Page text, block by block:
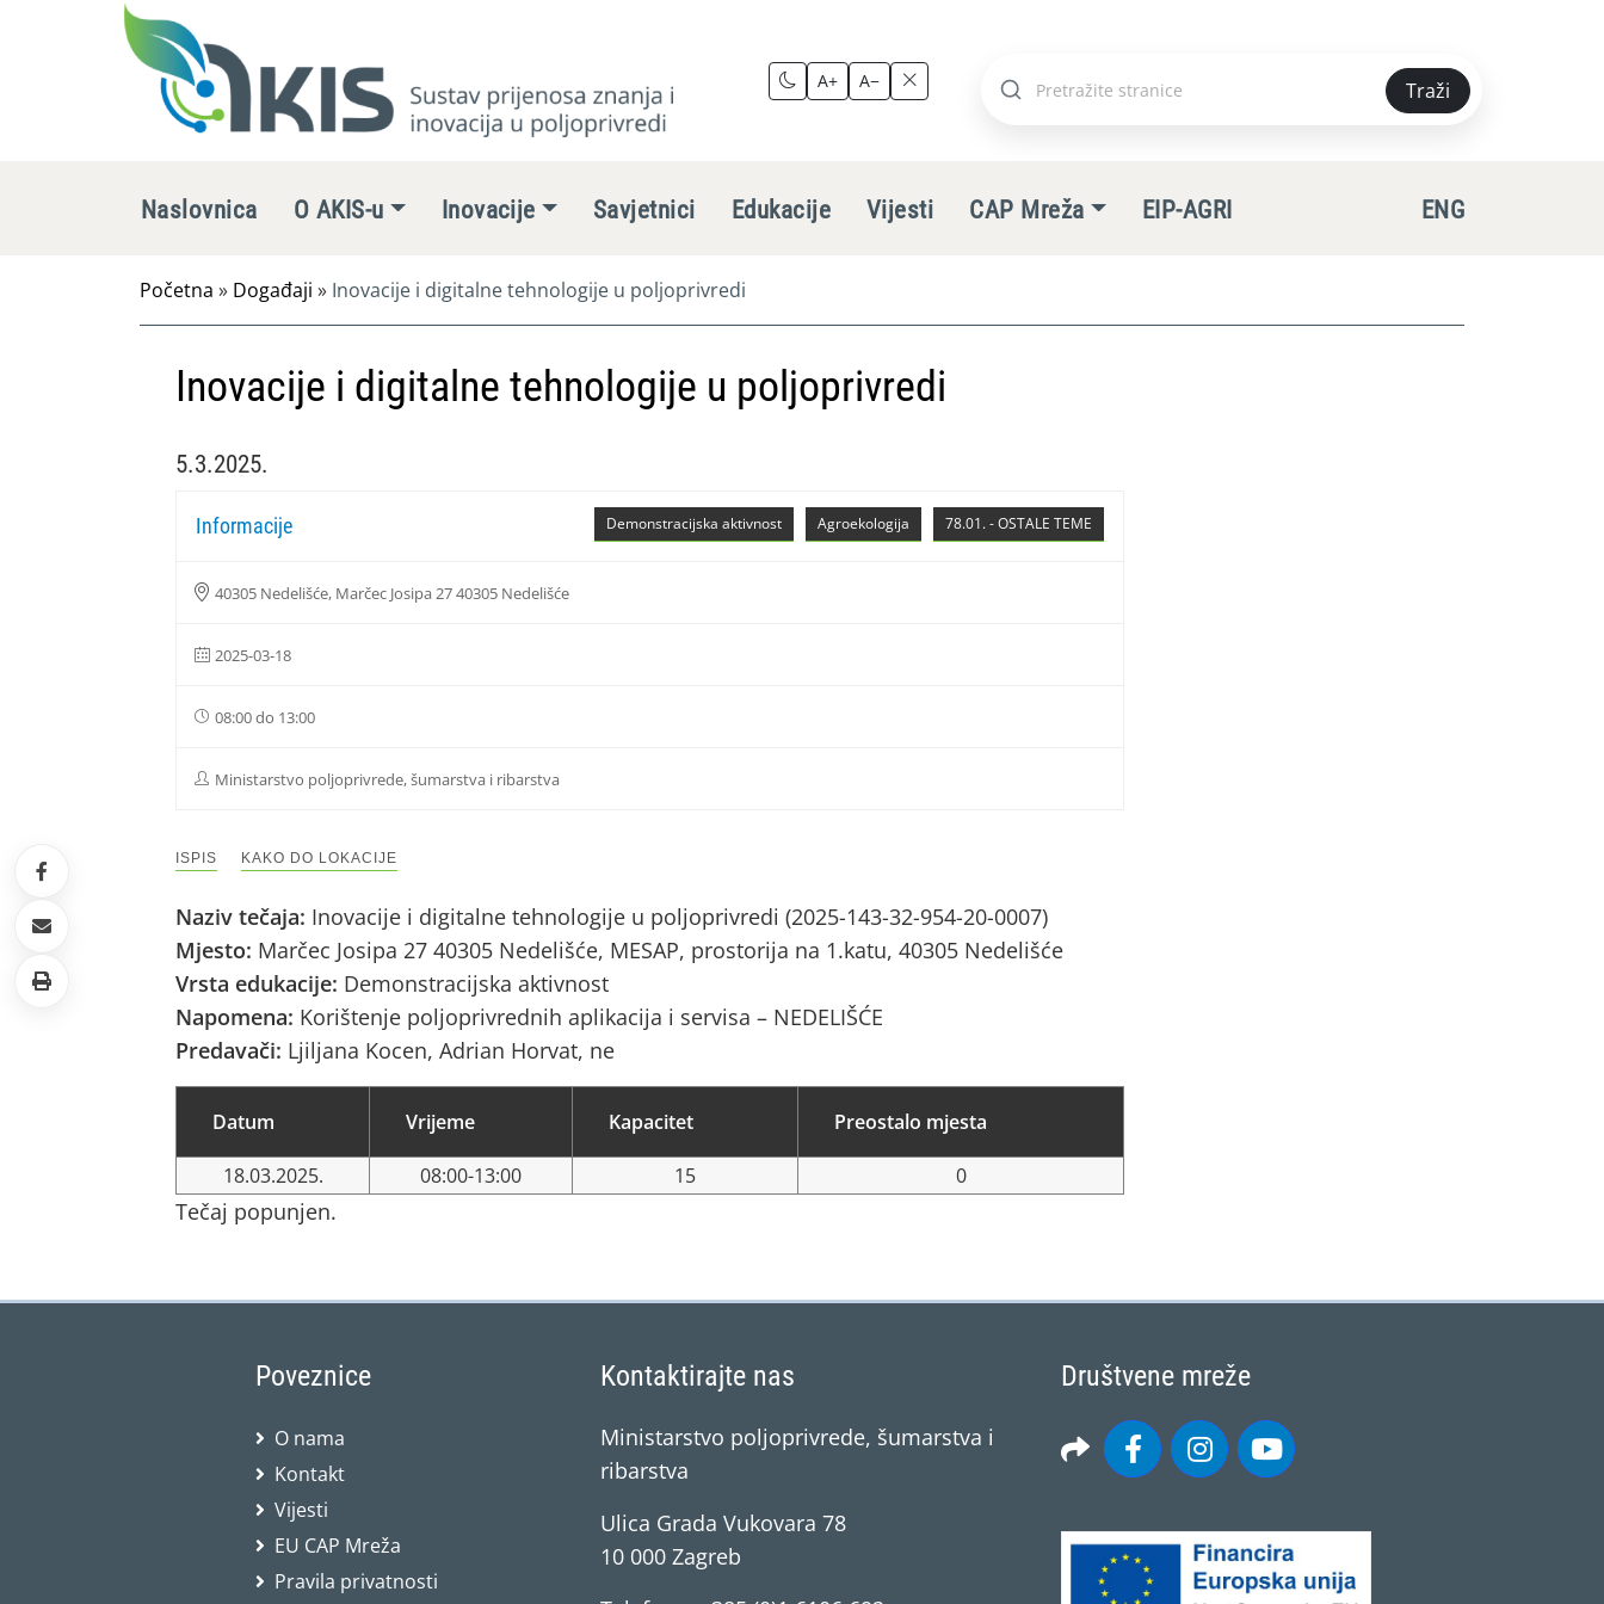
A+ A−
Pretraži
Traži
Naslovnica O AKIS-u Inovacije Savjetnici Edukacije Vijesti CAP Mreža EIP-AGRI ENG
Početna » Događaji » Inovacije i digitalne tehnologije u poljoprivredi
Inovacije i digitalne tehnologije u poljoprivredi
5.3.2025.
78.01. - OSTALE TEME
Agroekologija
Demonstracijska aktivnost
Informacije
40305 Nedelišće, Marčec Josipa 27 40305 Nedelišće
2025-03-18
08:00 do 13:00
Ministarstvo poljoprivrede, šumarstva i ribarstva
ISPIS KAKO DO LOKACIJE
Naziv tečaja: Inovacije i digitalne tehnologije u poljoprivredi (2025-143-32-954-20-0007)
Mjesto: Marčec Josipa 27 40305 Nedelišće, MESAP, prostorija na 1.katu, 40305 Nedelišće
Vrsta edukacije: Demonstracijska aktivnost
Napomena: Korištenje poljoprivrednih aplikacija i servisa – NEDELIŠĆE
Predavači: Ljiljana Kocen, Adrian Horvat, ne
Datum Vrijeme Kapacitet Preostalo mjesta
18.03.2025. 08:00-13:00 15 0
Tečaj popunjen.
Poveznice
O nama
Kontakt
Vijesti
EU CAP Mreža
Pravila privatnosti
Kontaktirajte nas
Ministarstvo poljoprivrede, šumarstva i
ribarstva
Ulica Grada Vukovara 78
10 000 Zagreb
Društvene mreže